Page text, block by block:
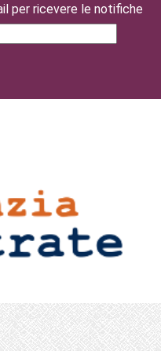
per ricevere le notifiche